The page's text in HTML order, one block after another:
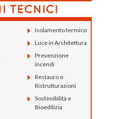
Isolamento termico
Luce in Architettura
Prevenzione
incendi
Restauro e
Ristrutturazioni
Sostenibilità e
Bioedilizia